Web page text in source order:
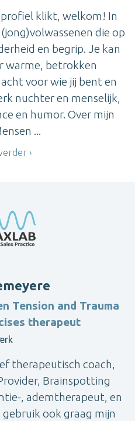
klikt, welkom! In
die op
en begrip. Je kan
warme, betrokken
voor wie jij bent en
nuchter en menselijk,
en humor. Over mijn
...
Tension and Trauma
therapeut
therapeutisch coach,
Brainspotting
, ademtherapeut, en
ook graag mijn